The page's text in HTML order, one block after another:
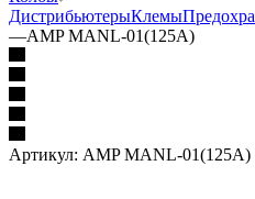
ДистрибьютерыКлемы
—AMP MANL-01(125A)
Артикул: AMP MANL-01(125A)